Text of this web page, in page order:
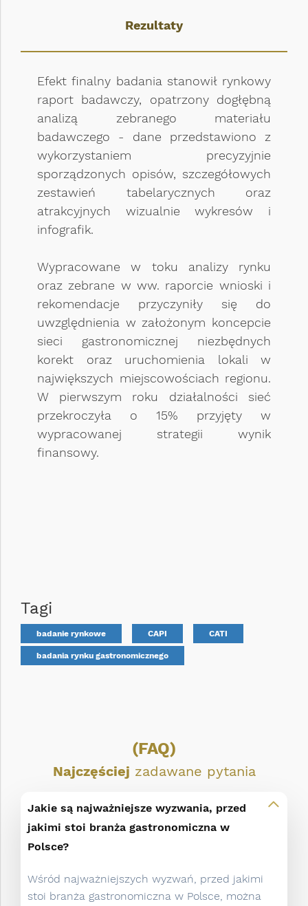
Rezultaty
Efekt finalny badania stanowił rynkowy
raport badawczy, opatrzony dogłębną
analizą zebranego materiału
badawczego - dane przedstawiono z
wykorzystaniem precyzyjnie
sporządzonych opisów, szczegółowych
zestawień tabelarycznych oraz
atrakcyjnych wizualnie wykresów i
infografik.
Wypracowane w toku analizy rynku
oraz zebrane w ww. raporcie wnioski i
rekomendacje przyczyniły się do
uwzględnienia w założonym koncepcie
sieci gastronomicznej niezbędnych
korekt oraz uruchomienia lokali w
największych miejscowościach regionu.
W pierwszym roku działalności sieć
przekroczyła o 15% przyjęty w
wypracowanej strategii wynik
finansowy.
Tagi
badanie rynkowe CAPI CATI
badania rynku gastronomicznego
(FAQ)
Najczęściej zadawane pytania
Jakie są najważniejsze wyzwania, przed
jakimi stoi branża gastronomiczna w
Polsce?
Wśród najważniejszych wyzwań, przed jakimi
stoi branża gastronomiczna w Polsce, można